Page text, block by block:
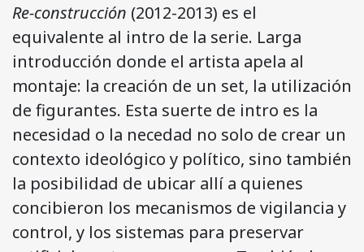
Re-construcción (2012-2013) es el
equivalente al intro de la serie. Larga
introducción donde el artista apela al
montaje: la creación de un set, la utilización
de figurantes. Esta suerte de intro es la
necesidad o la necedad no solo de crear un
contexto ideológico y político, sino también
la posibilidad de ubicar allí a quienes
concibieron los mecanismos de vigilancia y
control, y los sistemas para preservar